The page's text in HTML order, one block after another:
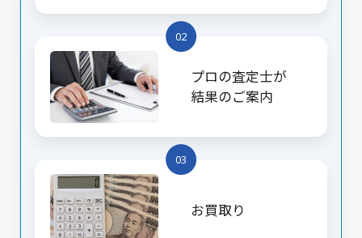
02
プロの査定士が
結果のご案内
03
お買取り